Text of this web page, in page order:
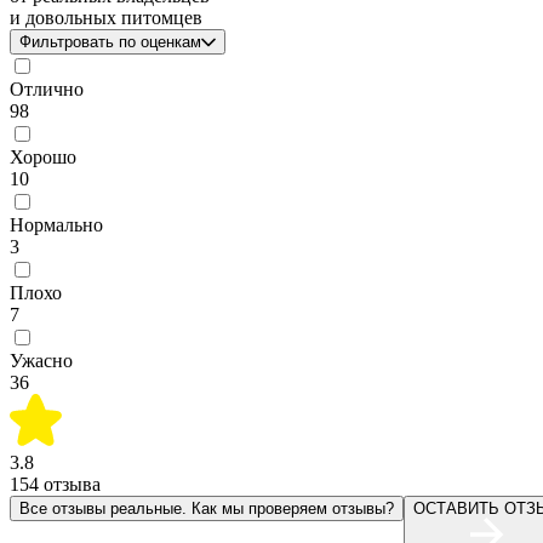
и довольных питомцев
Фильтровать по оценкам
Отлично
98
Хорошо
10
Нормально
3
Плохо
7
Ужасно
36
3.8
154 отзыва
Все отзывы реальные. Как мы проверяем отзывы? ОСТАВИТЬ